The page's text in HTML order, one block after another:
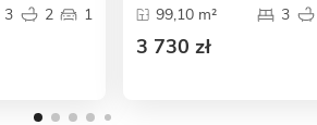
3 2 1
99,10 m²
3
3 730 zł